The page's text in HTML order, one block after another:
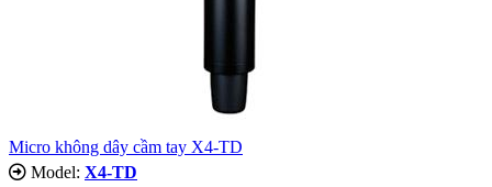
Micro không dây cầm tay X4-TD
Model: X4-TD